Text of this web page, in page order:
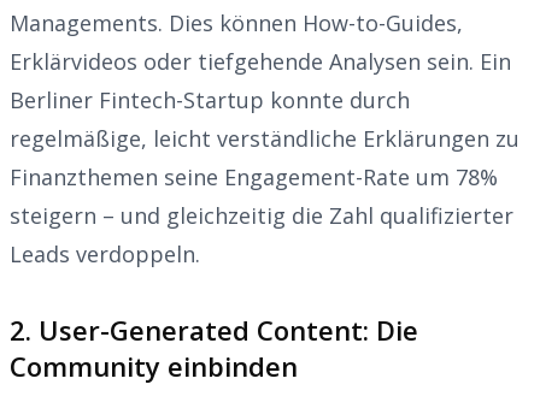
Managements. Dies können How-to-Guides,
Erklärvideos oder tiefgehende Analysen sein. Ein
Berliner Fintech-Startup konnte durch
regelmäßige, leicht verständliche Erklärungen zu
Finanzthemen seine Engagement-Rate um 78%
steigern – und gleichzeitig die Zahl qualifizierter
Leads verdoppeln.
2. User-Generated Content: Die
Community einbinden